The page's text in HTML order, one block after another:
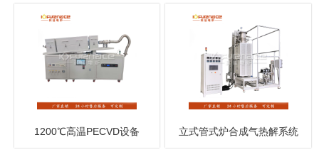
1200℃高温PECVD设备 立式管式炉合成气热解系统